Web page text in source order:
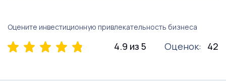
Оцените инвестиционную привлекательность бизнеса
4.9 из 5 Оценок: 42